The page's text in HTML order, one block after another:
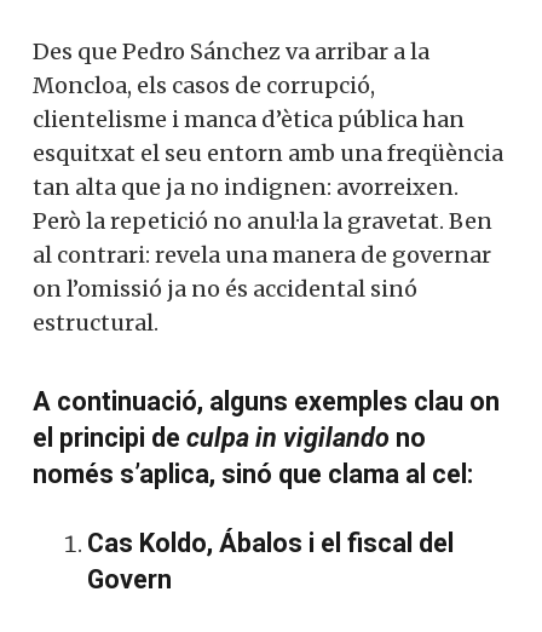
Des que Pedro Sánchez va arribar a la
Moncloa, els casos de corrupció,
clientelisme i manca d’ètica pública han
esquitxat el seu entorn amb una freqüència
tan alta que ja no indignen: avorreixen.
Però la repetició no anul·la la gravetat. Ben
al contrari: revela una manera de governar
on l’omissió ja no és accidental sinó
estructural.
A continuació, alguns exemples clau on
el principi de culpa in vigilando no
només s’aplica, sinó que clama al cel:
Cas Koldo, Ábalos i el fiscal del
Govern